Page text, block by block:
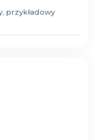
przykładowy